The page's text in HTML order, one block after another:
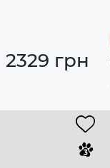
2329 грн